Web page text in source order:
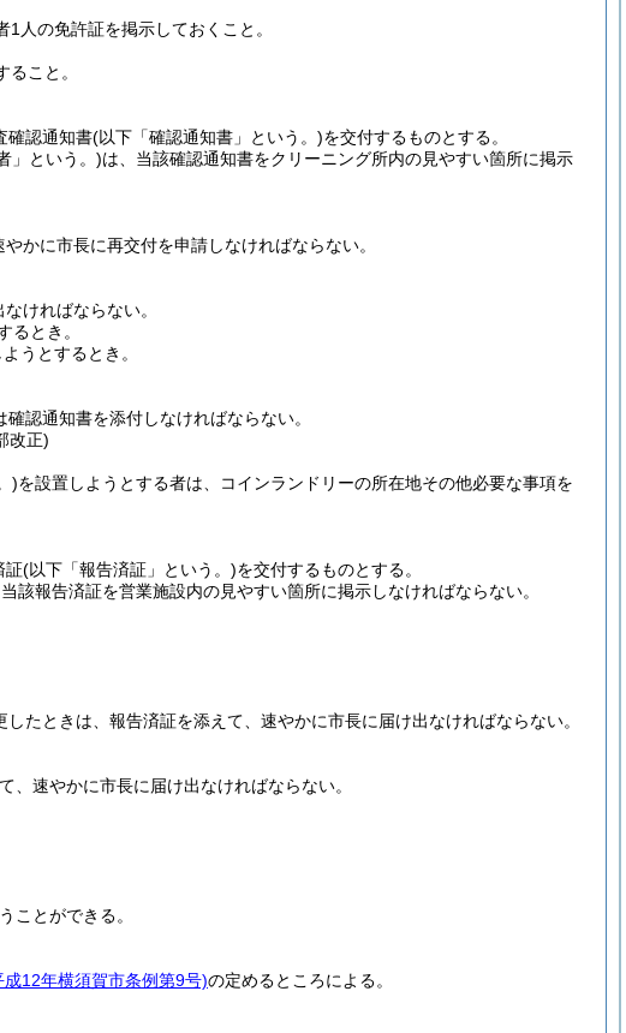
人の免許証を掲示しておくこと。
こと。
確認通知書(以下「確認通知書」という。)を交付するものとする。
」という。)は、当該確認通知書をクリーニング所内の見やすい箇所に掲示
かに市長に再交付を申請しなければならない。
ければならない。
るとき。
うとするとき。
認通知書を添付しなければならない。
改正)
)を設置しようとする者は、コインランドリーの所在地その他必要な事項を
証(以下「報告済証」という。)を交付するものとする。
該報告済証を営業施設内の見やすい箇所に掲示しなければならない。
たときは、報告済証を添えて、速やかに市長に届け出なければならない。
速やかに市長に届け出なければならない。
ことができる。
成12年横須賀市条例第9号)の定めるところによる。